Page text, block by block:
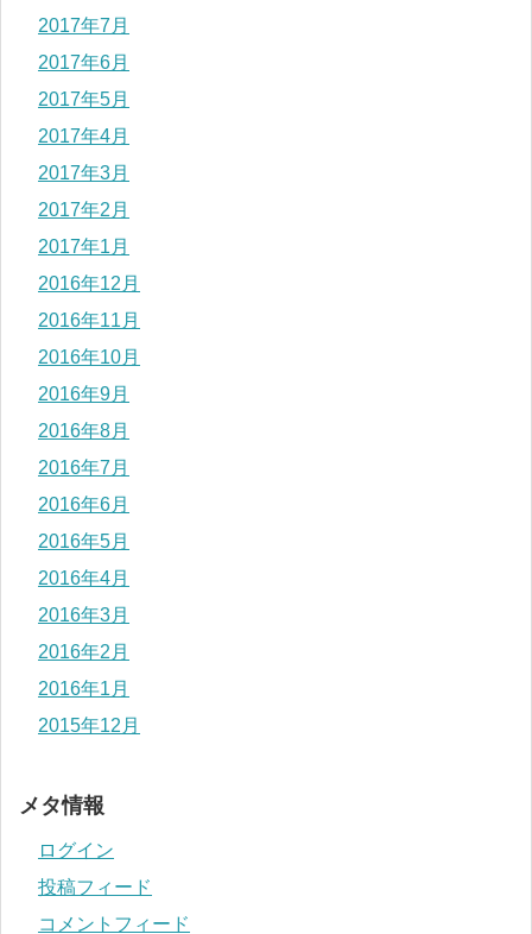
2017年7月
2017年6月
2017年5月
2017年4月
2017年3月
2017年2月
2017年1月
2016年12月
2016年11月
2016年10月
2016年9月
2016年8月
2016年7月
2016年6月
2016年5月
2016年4月
2016年3月
2016年2月
2016年1月
2015年12月
メタ情報
ログイン
投稿フィード
コメントフィード